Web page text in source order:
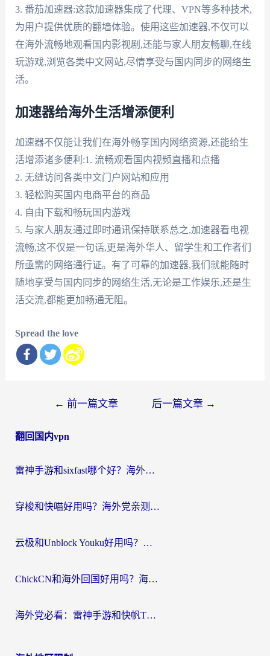
3. 番茄加速器:这款加速器集成了代理、VPN等多种技术,
为用户提供优质的翻墙体验。使用这些加速器,不仅可以
在海外流畅地观看国内影视剧,还能与家人朋友畅聊,在线
玩游戏,浏览各类中文网站,尽情享受与国内同步的网络生
活。
加速器给海外生活增添便利
加速器不仅能让我们在海外畅享国内网络资源,还能给生
活增添诸多便利:1. 流畅观看国内视频直播和点播
2. 无缝访问各类中文门户网站和应用
3. 轻松购买国内电商平台的商品
4. 自由下载和畅玩国内游戏
5. 与家人朋友通过即时通讯保持联系总之,加速器看电视
流畅,这不仅是一句话,更是海外华人、留学生和工作者们
所亟需的网络通行证。有了可靠的加速器,我们就能随时
随地享受与国内同步的网络生活,无论是工作娱乐,还是生
活交流,都能更加畅通无阻。
Spread the love
导
← 前一篇文章 后一篇文章 →
翻回国内vpn
雷神手游和sixfast哪个好？海外党亲测3款回国加速器，教你选对不踩坑
穿梭和快喵好用吗？海外党亲测：小众加速器对比+番茄加速器深度体验
云极和Unblock Youku好用吗？海外党亲测+2026回国加速器避坑指南
ChickCN和海外回国好用吗？海外党2026亲测：从手游到影音，选对加速器的3个关键
海外党必看：雷神手游和快帆TV版好用吗？3步选对回国加速器不踩坑